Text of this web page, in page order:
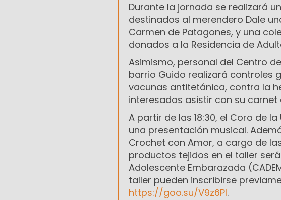
Durante la jornada se realizará
destinados al merendero Dale
Carmen de Patagones, y una
donados a la Residencia de
Asimismo, personal del Centro
barrio Guido realizará controles
vacunas antitetánica, contra la
interesadas asistir con su carnet
A partir de las 18:30, el Coro de
una presentación musical.
Crochet con Amor, a cargo de
productos tejidos en el taller
Adolescente Embarazada
taller pueden inscribirse
https://goo.su/V9z6Pl.